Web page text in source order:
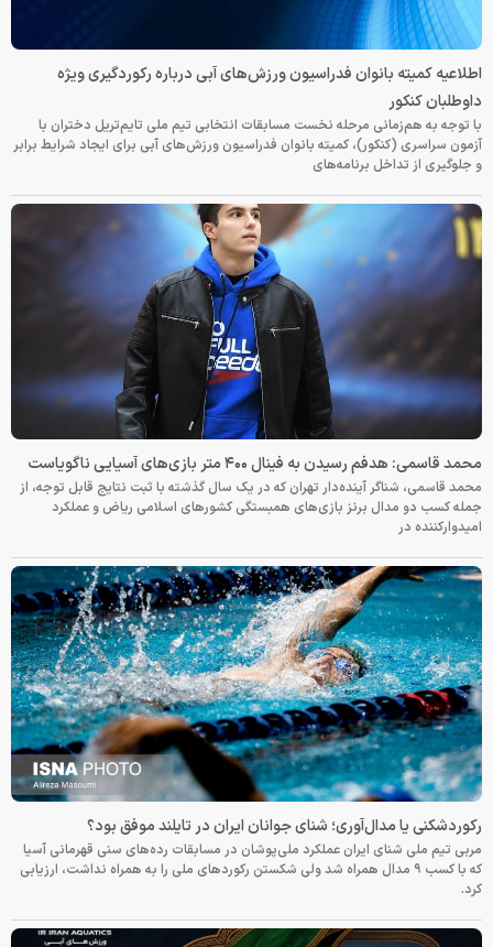
اطلاعیه کمیته بانوان فدراسیون ورزش‌های آبی درباره رکوردگیری ویژه
داوطلبان کنکور
با توجه به هم‌زمانی مرحله نخست مسابقات انتخابی تیم ملی تایم‌تریل دختران با
آزمون سراسری (کنکور)، کمیته بانوان فدراسیون ورزش‌های آبی برای ایجاد شرایط برابر
و جلوگیری از تداخل برنامه‌های
محمد قاسمی: هدفم رسیدن به فینال ۴۰۰ متر بازی‌های آسیایی ناگویاست
محمد قاسمی، شناگر آینده‌دار تهران که در یک سال گذشته با ثبت نتایج قابل توجه، از
جمله کسب دو مدال برنز بازی‌های همبستگی کشورهای اسلامی ریاض و عملکرد
امیدوارکننده در
رکوردشکنی یا مدال‌آوری؛ شنای جوانان ایران در تایلند موفق بود؟
مربی تیم ملی شنای ایران عملکرد ملی‌پوشان در مسابقات رده‌های سنی قهرمانی آسیا
که با کسب ۹ مدال همراه شد ولی شکستن رکوردهای ملی را به همراه نداشت، ارزیابی
کرد.